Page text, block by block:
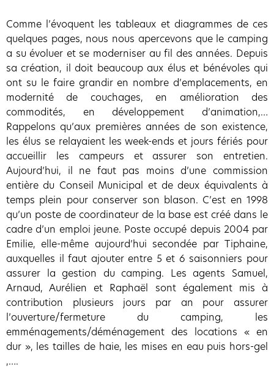
Comme l’évoquent les tableaux et diagrammes de ces
quelques pages, nous nous apercevons que le camping
a su évoluer et se moderniser au fil des années. Depuis
sa création, il doit beaucoup aux élus et bénévoles qui
ont su le faire grandir en nombre d’emplacements, en
modernité de couchages, en amélioration des
commodités, en développement d’animation,…
Rappelons qu’aux premières années de son existence,
les élus se relayaient les week-ends et jours fériés pour
accueillir les campeurs et assurer son entretien.
Aujourd’hui, il ne faut pas moins d’une commission
entière du Conseil Municipal et de deux équivalents à
temps plein pour conserver son blason. C’est en 1998
qu’un poste de coordinateur de la base est créé dans le
cadre d’un emploi jeune. Poste occupé depuis 2004 par
Emilie, elle-même aujourd’hui secondée par Tiphaine,
auxquelles il faut ajouter entre 5 et 6 saisonniers pour
assurer la gestion du camping. Les agents Samuel,
Arnaud, Aurélien et Raphaël sont également mis à
contribution plusieurs jours par an pour assurer
l’ouverture/fermeture du camping, les
emménagements/déménagement des locations « en
dur », les tailles de haie, les mises en eau puis hors-gel
,….